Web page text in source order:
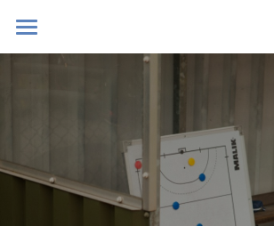
Home
Zoeken